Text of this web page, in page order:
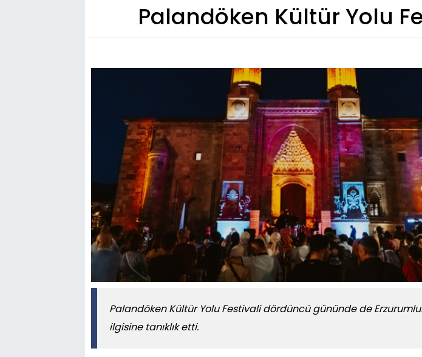
Palandöken Kültür Yolu
Palandöken Kültür Yolu Festivali dördüncü gününde de
ilgisine tanıklık etti.